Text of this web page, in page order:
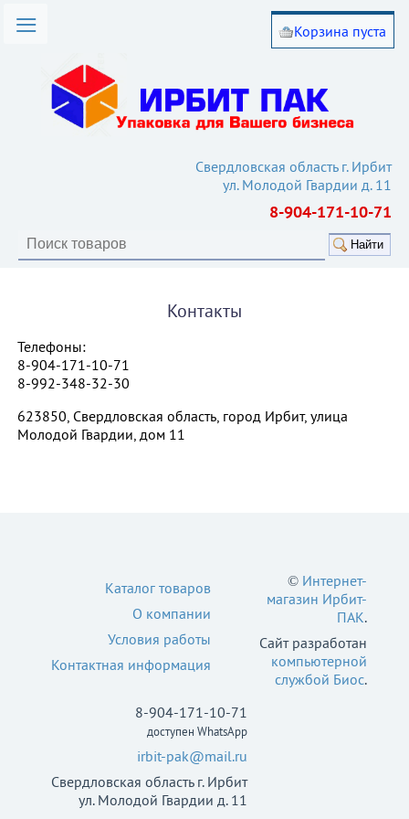
товаров
работы
Свердловская область г. Ирбит
ул. Молодой Гвардии д. 11
8-904-171-10-71
Корзина пуста
Найти
Контакты
Телефоны:
8-904-171-10-71
8-992-348-32-30
623850, Свердловская область, город Ирбит, улица
Молодой Гвардии, дом 11
Каталог товаров
О компании
Условия работы
Контактная информация
8-904-171-10-71
доступен WhatsApp
irbit-pak@mail.ru
Свердловская область г. Ирбит
ул. Молодой Гвардии д. 11
© Интернет-
магазин Ирбит-
ПАК.
Сайт разработан
компьютерной
службой Биос.